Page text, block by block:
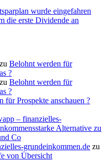
wurde eingefahren
die erste Dividende an
zu Belohnt werden für
?
zu Belohnt werden für
?
für Prospekte anschauen ?
– finanzielles-
Alternative zu
Co
grundeinkommen.de zu
von Übersicht